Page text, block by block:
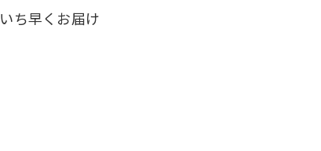
ち早くお届け